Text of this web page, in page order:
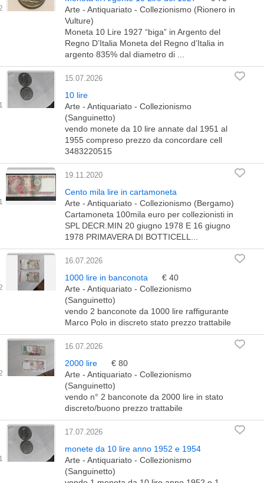
Arte - Antiquariato - Collezionismo (Rionero in
Vulture)
Moneta 10 Lire 1927 “biga” in Argento del
Regno D’Italia Moneta del Regno d’Italia in
argento 835% dal diametro di ...
15.07.2026
10 lire
Arte - Antiquariato - Collezionismo
(Sanguinetto)
vendo monete da 10 lire annate dal 1951 al
1955 compreso prezzo da concordare cell
3483220515
19.11.2020
Cento mila lire in cartamoneta
Arte - Antiquariato - Collezionismo (Bergamo)
Cartamoneta 100mila euro per collezionisti in
SPL DECR.MIN 20 giugno 1978 E 16 giugno
1978 PRIMAVERA DI BOTTICELL...
16.07.2026
1000 lire in banconota
€ 40
Arte - Antiquariato - Collezionismo
(Sanguinetto)
vendo 2 banconote da 1000 lire raffigurante
Marco Polo in discreto stato prezzo trattabile
16.07.2026
2000 lire
€ 80
Arte - Antiquariato - Collezionismo
(Sanguinetto)
vendo n° 2 banconote da 2000 lire in stato
discreto/buono prezzo trattabile
17.07.2026
monete da 10 lire anno 1952 e 1954
Arte - Antiquariato - Collezionismo
(Sanguinetto)